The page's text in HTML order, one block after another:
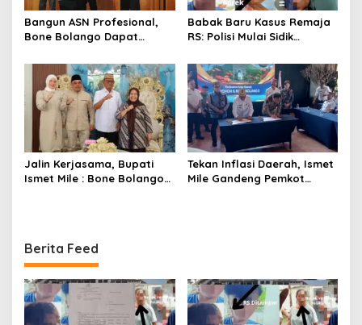
Bangun ASN Profesional,
Bone Bolango Dapat
Nugraha Pratama
Babak Baru Kasus Remaja
RS: Polisi Mulai Sidik
yang Dilakukan Tito Cs
Jalin Kerjasama, Bupati
Ismet Mile : Bone Bolango
Tekan Inflasi Daerah, Ismet
Mile Gandeng Pemkot
Berita Feed